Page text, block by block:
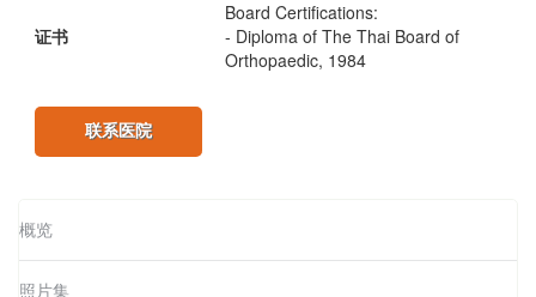
证书
Board Certifications:
- Diploma of The Thai Board of
Orthopaedic, 1984
联系医院
概览
照片集